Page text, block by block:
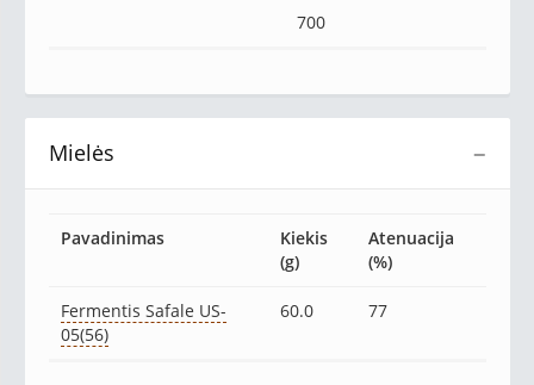
700
−
Mielės
Pavadinimas
Kiekis
(g)
Atenuacija
(%)
Fermentis Safale US-
05(56)
60.0 77